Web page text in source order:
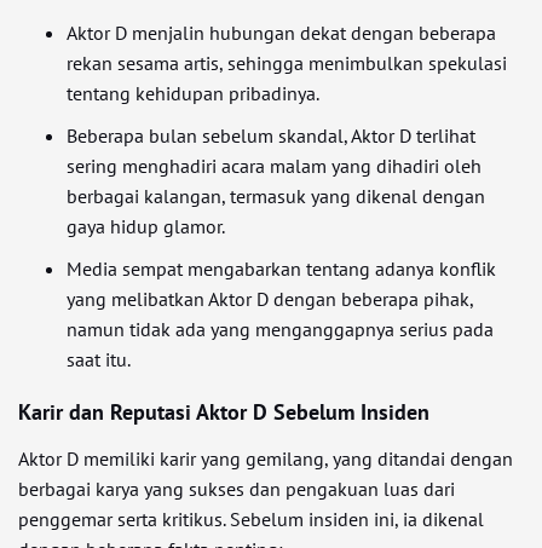
Aktor D menjalin hubungan dekat dengan beberapa
rekan sesama artis, sehingga menimbulkan spekulasi
tentang kehidupan pribadinya.
Beberapa bulan sebelum skandal, Aktor D terlihat
sering menghadiri acara malam yang dihadiri oleh
berbagai kalangan, termasuk yang dikenal dengan
gaya hidup glamor.
Media sempat mengabarkan tentang adanya konflik
yang melibatkan Aktor D dengan beberapa pihak,
namun tidak ada yang menganggapnya serius pada
saat itu.
Karir dan Reputasi Aktor D Sebelum Insiden
Aktor D memiliki karir yang gemilang, yang ditandai dengan
berbagai karya yang sukses dan pengakuan luas dari
penggemar serta kritikus. Sebelum insiden ini, ia dikenal